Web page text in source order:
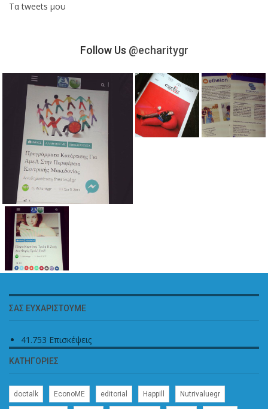
Τα tweets μου
Follow Us @echaritygr
ΣΑΣ ΕΥΧΑΡΙΣΤΟΎΜΕ
41.753 Επισκέψεις
ΚΑΤΗΓΟΡΊΕΣ
doctalk EconoME editorial Happill Nutrivaluegr